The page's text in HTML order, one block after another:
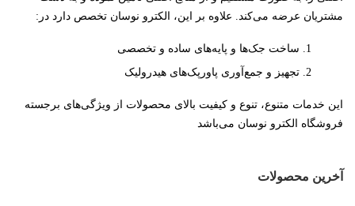
مشتریان عرضه می‌کند. علاوه بر این، الکترو نوسان تخصص دارد در:
ساخت جک‌ها و پایه‌های ساده و تخصصی
تجهیز و جمع‌آوری پاورپک‌های هیدرولیک
این خدمات متنوع، تنوع و کیفیت بالای محصولات از ویژگی‌های برجسته
فروشگاه الکترو نوسان می‌باشد
آخرین محصولات